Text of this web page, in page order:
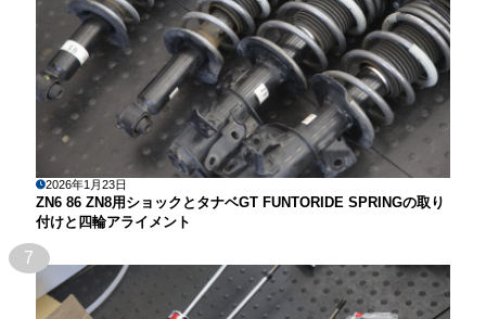
2026年1月23日
ZN6 86 ZN8用ショックとタナベGT FUNTORIDE SPRINGの取り
付けと四輪アライメント
7